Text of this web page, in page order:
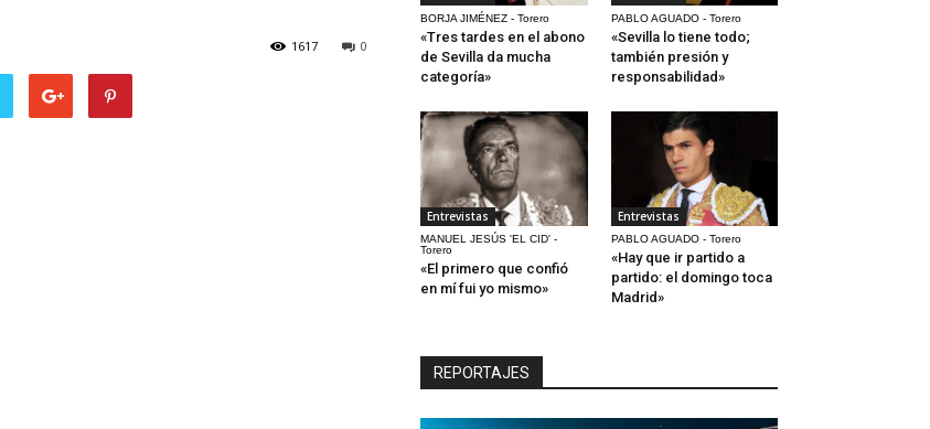
0
1617
BORJA JIMÉNEZ - Torero
«Tres tardes en el abono
de Sevilla da mucha
categoría»
PABLO AGUADO - Torero
«Sevilla lo tiene todo;
también presión y
responsabilidad»
Entrevistas
MANUEL JESÚS 'EL CID' -
Torero
«El primero que confió
en mí fui yo mismo»
Entrevistas
PABLO AGUADO - Torero
«Hay que ir partido a
partido: el domingo toca
Madrid»
REPORTAJES